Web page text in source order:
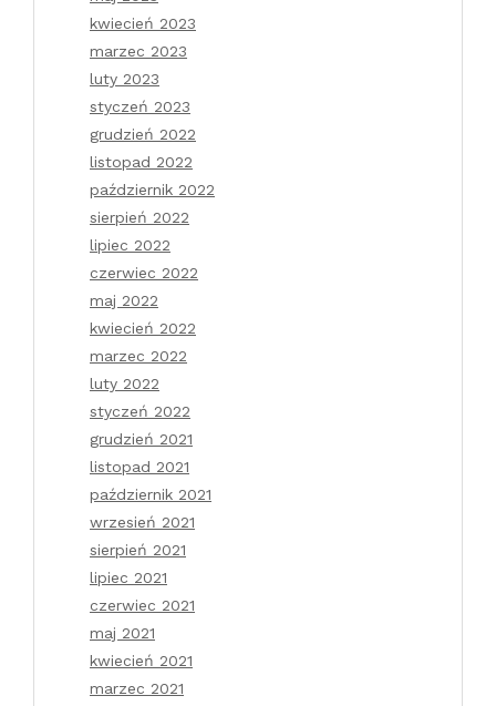
kwiecień 2023
marzec 2023
luty 2023
styczeń 2023
grudzień 2022
listopad 2022
październik 2022
sierpień 2022
lipiec 2022
czerwiec 2022
maj 2022
kwiecień 2022
marzec 2022
luty 2022
styczeń 2022
grudzień 2021
listopad 2021
październik 2021
wrzesień 2021
sierpień 2021
lipiec 2021
czerwiec 2021
maj 2021
kwiecień 2021
marzec 2021